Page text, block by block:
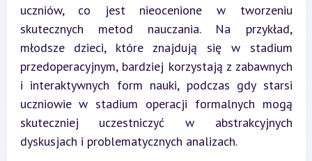
uczniów, co jest nieocenione w tworzeniu
skutecznych metod nauczania. Na przykład,
młodsze dzieci, które znajdują się w stadium
przedoperacyjnym, bardziej korzystają z zabawnych
i interaktywnych form nauki, podczas gdy starsi
uczniowie w stadium operacji formalnych mogą
skuteczniej uczestniczyć w abstrakcyjnych
dyskusjach i problematycznych analizach.